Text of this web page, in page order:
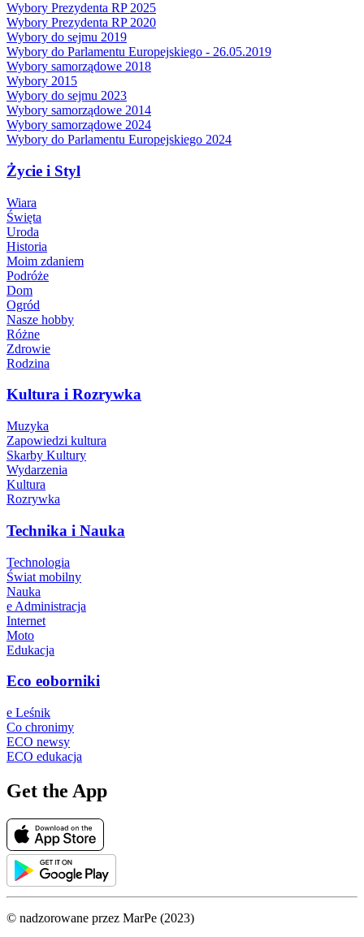
Wybory Prezydenta RP 2025
Wybory Prezydenta RP 2020
Wybory do sejmu 2019
Wybory do Parlamentu Europejskiego - 26.05.2019
Wybory samorządowe 2018
Wybory 2015
Wybory do sejmu 2023
Wybory samorządowe 2014
Wybory samorządowe 2024
Wybory do Parlamentu Europejskiego 2024
Życie i Styl
Wiara
Święta
Uroda
Historia
Moim zdaniem
Podróże
Dom
Ogród
Nasze hobby
Różne
Zdrowie
Rodzina
Kultura i Rozrywka
Muzyka
Zapowiedzi kultura
Skarby Kultury
Wydarzenia
Kultura
Rozrywka
Technika i Nauka
Technologia
Świat mobilny
Nauka
e Administracja
Internet
Moto
Edukacja
Eco eoborniki
e Leśnik
Co chronimy
ECO newsy
ECO edukacja
Get the App
© nadzorowane przez MarPe (2023)